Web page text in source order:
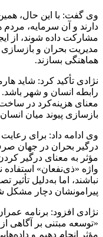
وی گفت: با این حال،
دارند و آن سرمایه،
مشارکت داده شوند، از
مدیریت بحران و بازسازی
هماهنگی بسازند.
نژادی تأکید کرد: شاید
رابطه انسان و شهر
معنای هزینه‌کرد در
بازسازی پیوند میان
وی ادامه داد: برای
درگیر بحران در جهان
مؤثر به معنای درگیر
واژه «ذی‌نفعان»
نباشند، اما به‌دلیل
پیرامونشان دچار مشکل
نژادی افزود: برنامه
«توسعه مبتنی بر آگاهی
مؤثر انجام دهیم و